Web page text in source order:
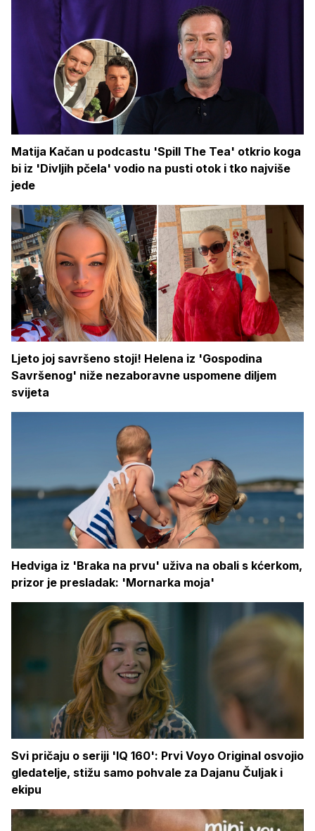
Matija Kačan u podcastu 'Spill The Tea' otkrio koga
bi iz 'Divljih pčela' vodio na pusti otok i tko najviše
jede
Ljeto joj savršeno stoji! Helena iz 'Gospodina
Savršenog' niže nezaboravne uspomene diljem
svijeta
Hedviga iz 'Braka na prvu' uživa na obali s kćerkom,
prizor je presladak: 'Mornarka moja'
Svi pričaju o seriji 'IQ 160': Prvi Voyo Original osvojio
gledatelje, stižu samo pohvale za Dajanu Čuljak i
ekipu